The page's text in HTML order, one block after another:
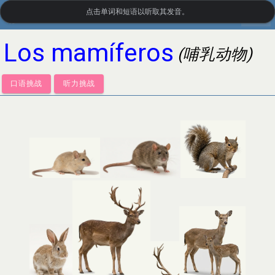
LanguageGuide.org•西班牙语视觉词汇
Los mamíferos (哺乳动物)
口语挑战 听力挑战
点击单词和短语以听取其发音。